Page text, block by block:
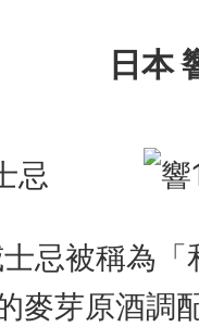
日本
被稱為「
麥芽原酒調